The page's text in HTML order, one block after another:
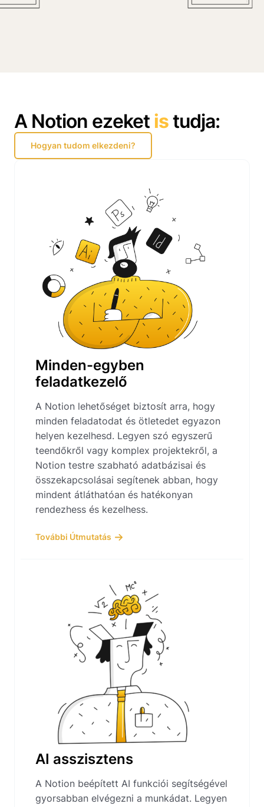
A Notion ezeket istudja:
Hogyan tudom elkezdeni?
Minden-egyben
feladatkezelő
A Notion lehetőséget biztosít arra, hogy
minden feladatodat és ötletedet egyazon
helyen kezelhesd. Legyen szó egyszerű
teendőkről vagy komplex projektekről, a
Notion testre szabható adatbázisai és
összekapcsolásai segítenek abban, hogy
mindent átláthatóan és hatékonyan
rendezhess és kezelhess.
További Útmutatás
AI asszisztens
A Notion beépített AI funkciói segítségével
gyorsabban elvégezni a munkádat. Legyen